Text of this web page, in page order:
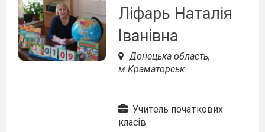
Ліфарь Наталія
Іванівна
Донецька область,
м.Краматорськ
Учитель початкових
класів